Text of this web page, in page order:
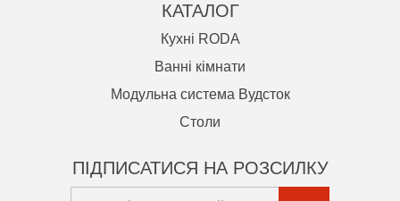
КАТАЛОГ
Кухні RODA
Ванні кімнати
Модульна система Вудсток
Cтоли
ПІДПИСАТИСЯ НА РОЗСИЛКУ